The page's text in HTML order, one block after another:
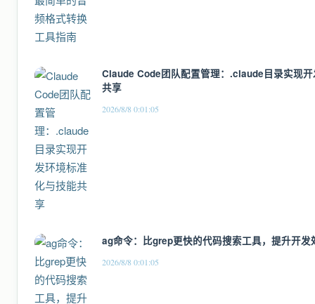
Claude Code团队配置管理：.claude目录实现
共享
2026/8/8 0:01:05
ag命令：比grep更快的代码搜索工具，提升开发
2026/8/8 0:01:05